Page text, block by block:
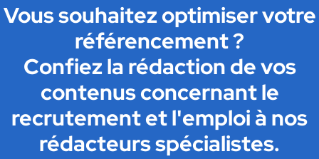
Vous souhaitez optimiser votre
référencement ?
Confiez la rédaction de vos
contenus concernant le
recrutement et l'emploi à nos
rédacteurs spécialistes.